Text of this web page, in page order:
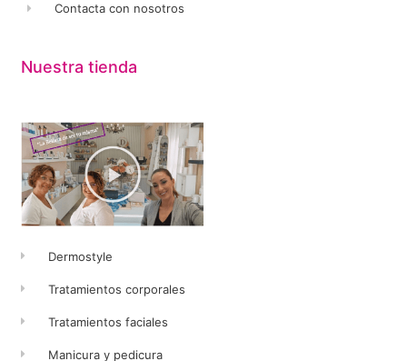
Contacta con nosotros
Nuestra tienda
Dermostyle
Tratamientos corporales
Tratamientos faciales
Manicura y pedicura